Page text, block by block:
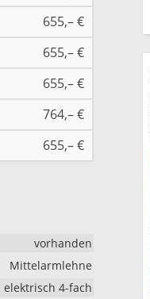
655,– €
655,– €
655,– €
764,– €
655,– €
vorhanden
Mittelarmlehne
elektrisch 4-fach